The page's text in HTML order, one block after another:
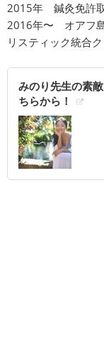
2015年 鍼灸免許
2016年〜 オアフ
リスティック統合
みのり先生の素
ちらから！